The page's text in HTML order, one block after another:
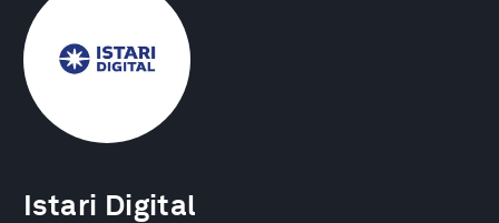
Istari Digital